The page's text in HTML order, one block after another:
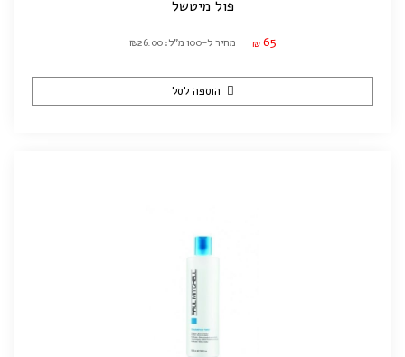
פול מיטשל
₪ 65 מחיר ל-100 מ"ל: ₪26.00
הוספה לסל